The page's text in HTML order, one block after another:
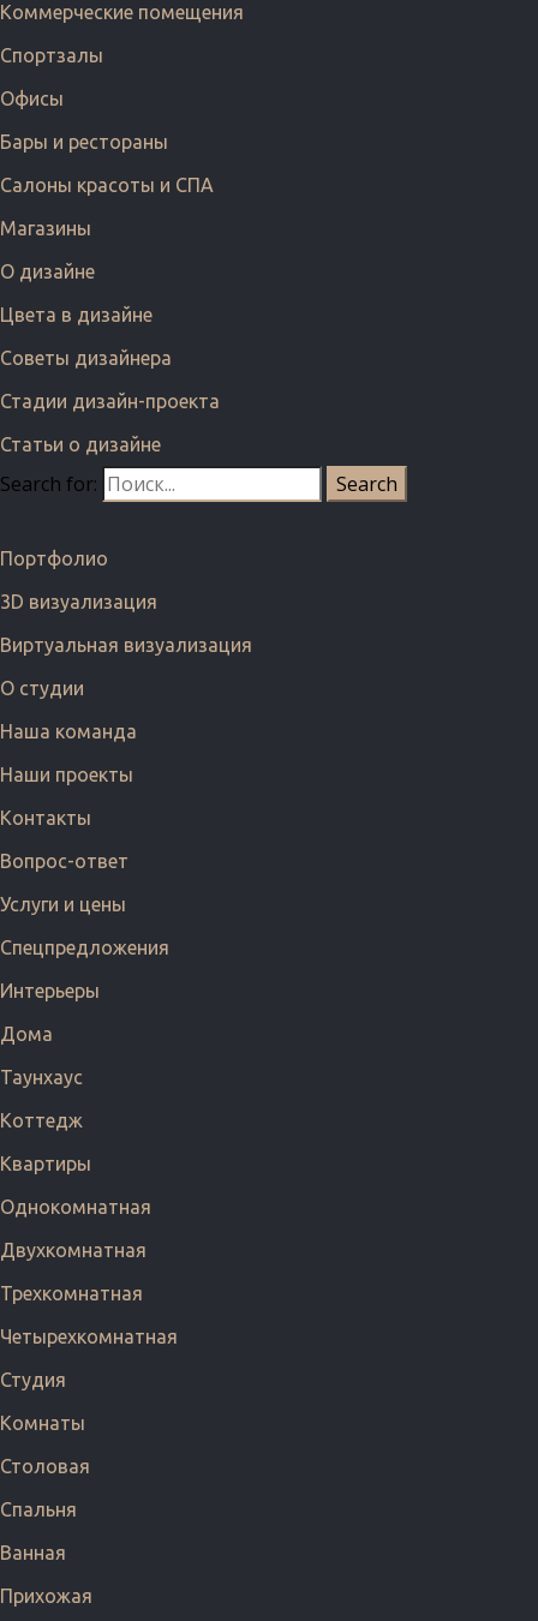
Коммерческие помещения
Спортзалы
Офисы
Бары и рестораны
Салоны красоты и СПА
Магазины
О дизайне
Цвета в дизайне
Советы дизайнера
Стадии дизайн-проекта
Статьи о дизайне
Search for:
Портфолио
3D визуализация
Виртуальная визуализация
О студии
Наша команда
Наши проекты
Контакты
Вопрос-ответ
Услуги и цены
Cпецпредложения
Интерьеры
Дома
Таунхаус
Коттедж
Квартиры
Однокомнатная
Двухкомнатная
Трехкомнатная
Четырехкомнатная
Студия
Комнаты
Столовая
Спальня
Ванная
Прихожая